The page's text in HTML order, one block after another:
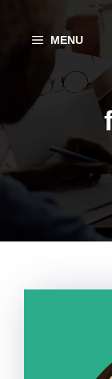
contenu
MENU